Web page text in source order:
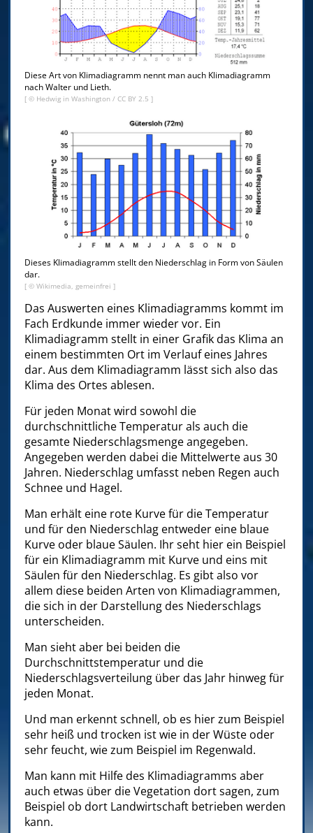
Diese Art von Klimadiagramm nennt man auch Klimadiagramm
nach Walter und Lieth.
[ © Hedwig in Washington / CC BY 2.5 ]
Dieses Klimadiagramm stellt den Niederschlag in Form von Säulen
dar.
[ © Wikimedia, gemeinfrei ]
Das Auswerten eines Klimadiagramms kommt im
Fach Erdkunde immer wieder vor. Ein
Klimadiagramm stellt in einer Grafik das Klima an
einem bestimmten Ort im Verlauf eines Jahres
dar. Aus dem Klimadiagramm lässt sich also das
Klima des Ortes ablesen.
Für jeden Monat wird sowohl die
durchschnittliche Temperatur als auch die
gesamte Niederschlagsmenge angegeben.
Angegeben werden dabei die Mittelwerte aus 30
Jahren. Niederschlag umfasst neben Regen auch
Schnee und Hagel.
Man erhält eine rote Kurve für die Temperatur
und für den Niederschlag entweder eine blaue
Kurve oder blaue Säulen. Ihr seht hier ein Beispiel
für ein Klimadiagramm mit Kurve und eins mit
Säulen für den Niederschlag. Es gibt also vor
allem diese beiden Arten von Klimadiagrammen,
die sich in der Darstellung des Niederschlags
unterscheiden.
Man sieht aber bei beiden die
Durchschnittstemperatur und die
Niederschlagsverteilung über das Jahr hinweg für
jeden Monat.
Und man erkennt schnell, ob es hier zum Beispiel
sehr heiß und trocken ist wie in der Wüste oder
sehr feucht, wie zum Beispiel im Regenwald.
Man kann mit Hilfe des Klimadiagramms aber
auch etwas über die Vegetation dort sagen, zum
Beispiel ob dort Landwirtschaft betrieben werden
kann.